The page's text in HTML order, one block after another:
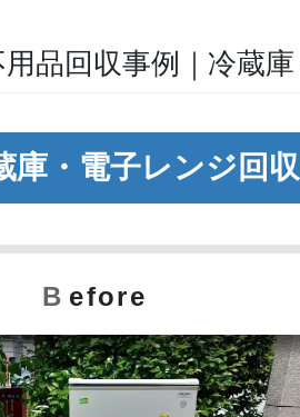
品回収事例｜冷蔵
庫・電子レンジ回
B efore